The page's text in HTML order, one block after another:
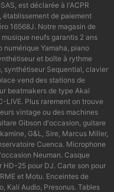
est déclarée à l'ACPR
établissement de paiement
16568J. Notre magasin de
neufs garantis 2 ans
Yamaha, piano
et boîte à rythme
synthétiseur Sequential, clavier
vend des stations de
beatmakers de type Akai
LIVE. Plus rarement on trouve
vintage ou des machines
Gibson d'occasion, guitare
G&L, Sire, Marcus Miller,
Cuenca. Microphone
Neuman. Casque
25 pour DJ. Carte son pour
et Motu. Enceintes de
Kali Audio, Presonus. Tables